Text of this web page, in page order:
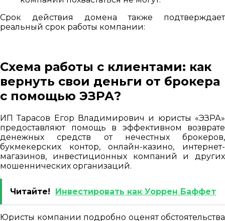
Срок действия домена также подтверждает
реальный срок работы компании:
Схема работы с клиентами: как
вернуть свои деньги от брокера
с помощью ЭЗРА?
ИП Тарасов Егор Владимирович и юристы «ЭЗРА»
предоставляют помощь в эффективном возврате
денежных средств от нечестных брокеров,
букмекерских контор, онлайн-казино, интернет-
магазинов, инвестиционных компаний и других
мошеннических организаций.
Читайте! Инвестировать как Уоррен Баффет
Юристы компании подробно оценят обстоятельства